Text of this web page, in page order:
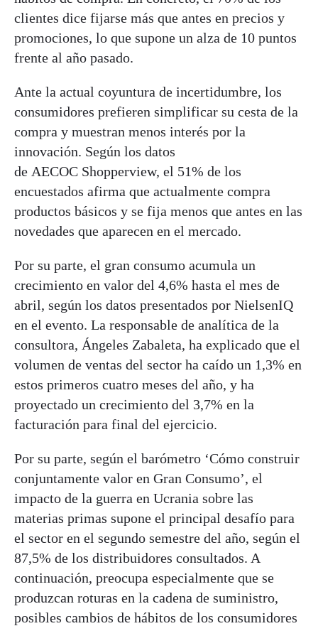
clientes dice fijarse más que antes en precios y
promociones, lo que supone un alza de 10 puntos
frente al año pasado.
Ante la actual coyuntura de incertidumbre, los
consumidores prefieren simplificar su cesta de la
compra y muestran menos interés por la
innovación. Según los datos
de AECOC Shopperview, el 51% de los
encuestados afirma que actualmente compra
productos básicos y se fija menos que antes en las
novedades que aparecen en el mercado.
Por su parte, el gran consumo acumula un
crecimiento en valor del 4,6% hasta el mes de
abril, según los datos presentados por NielsenIQ
en el evento. La responsable de analítica de la
consultora, Ángeles Zabaleta, ha explicado que el
volumen de ventas del sector ha caído un 1,3% en
estos primeros cuatro meses del año, y ha
proyectado un crecimiento del 3,7% en la
facturación para final del ejercicio.
Por su parte, según el barómetro ‘Cómo construir
conjuntamente valor en Gran Consumo’, el
impacto de la guerra en Ucrania sobre las
materias primas supone el principal desafío para
el sector en el segundo semestre del año, según el
87,5% de los distribuidores consultados. A
continuación, preocupa especialmente que se
produzcan roturas en la cadena de suministro,
posibles cambios de hábitos de los consumidores